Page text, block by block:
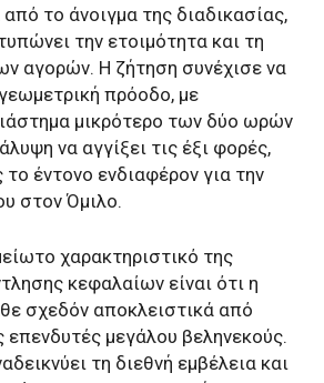
το άνοιγμα της διαδικασίας,
την ετοιμότητα και τη
αγορών. Η ζήτηση συνέχισε να
πρόοδο, με
μικρότερο των δύο ωρών
να αγγίξει τις έξι φορές,
έντονο ενδιαφέρον για την
στον Όμιλο.
χαρακτηριστικό της
κεφαλαίων είναι ότι η
σχεδόν αποκλειστικά από
επενδυτές μεγάλου βεληνεκούς.
τη διεθνή εμβέλεια και